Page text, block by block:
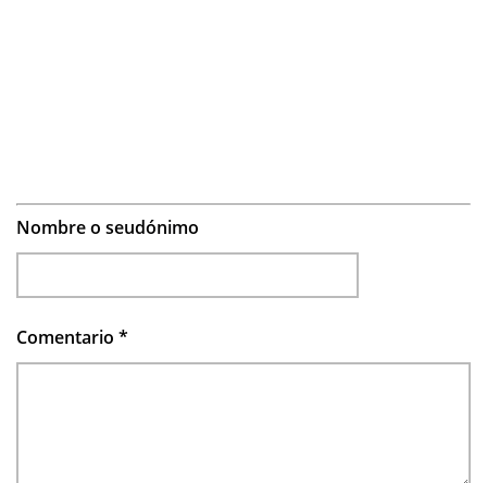
Nombre o seudónimo
Comentario *